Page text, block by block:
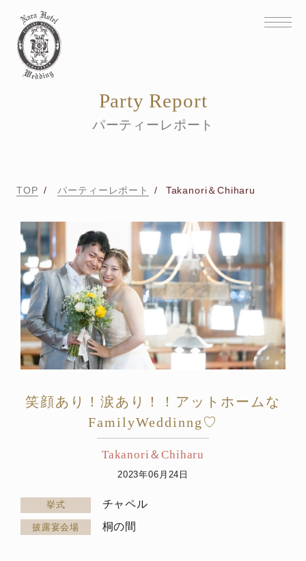
パーティーレポート
Party Report
TOP パーティーレポート Takanori＆Chiharu
笑顔あり！涙あり！！アットホームな
FamilyWeddinng♡
Takanori＆Chiharu
2023年06月24日
挙式 チャペル
披露宴会場 桐の間